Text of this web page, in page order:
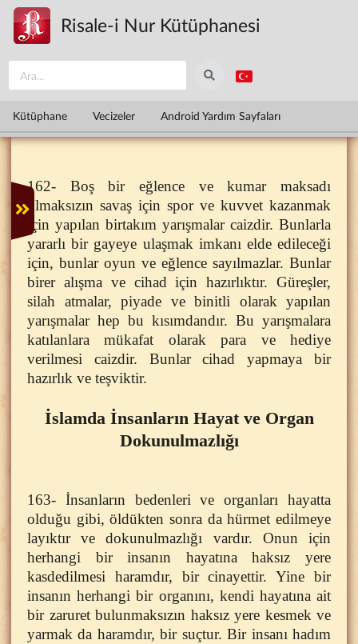
Ana içeriğe atla
Risale-i Nur Kütüphanesi
Kütüphane Vecizeler Android Yardım Sayfaları
162- Boş bir eğlence ve kumar maksadı
olmaksızın savaş için spor ve kuvvet kazanmak
için yapılan birtakım yarışmalar caizdir. Bunlarla
yararlı bir gayeye ulaşmak imkanı elde edileceği
için, bunlar oyun ve eğlence sayılmazlar. Bunlar
birer alışma ve cihad için hazırlıktır. Güreşler,
silah atmalar, piyade ve binitli olarak yapılan
yarışmalar hep bu kısımdandır. Bu yarışmalara
katılanlara mükafat olarak para ve hediye
verilmesi caizdir. Bunlar cihad yapmaya bir
hazırlık ve teşviktir.
İslamda İnsanların Hayat ve Organ
Dokunulmazlığı
163- İnsanların bedenleri ve organları hayatta
olduğu gibi, öldükten sonra da hürmet edilmeye
layıktır ve dokunulmazlığı vardır. Onun için
herhangi bir insanın hayatına haksız yere
kasdedilmesi haramdır, bir cinayettir. Yine bir
insanın herhangi bir organını, kendi hayatına ait
bir zaruret bulunmaksızın haksız yere kesmek ve
yarmak da haramdır, bir suçtur. Bir insanı hadım